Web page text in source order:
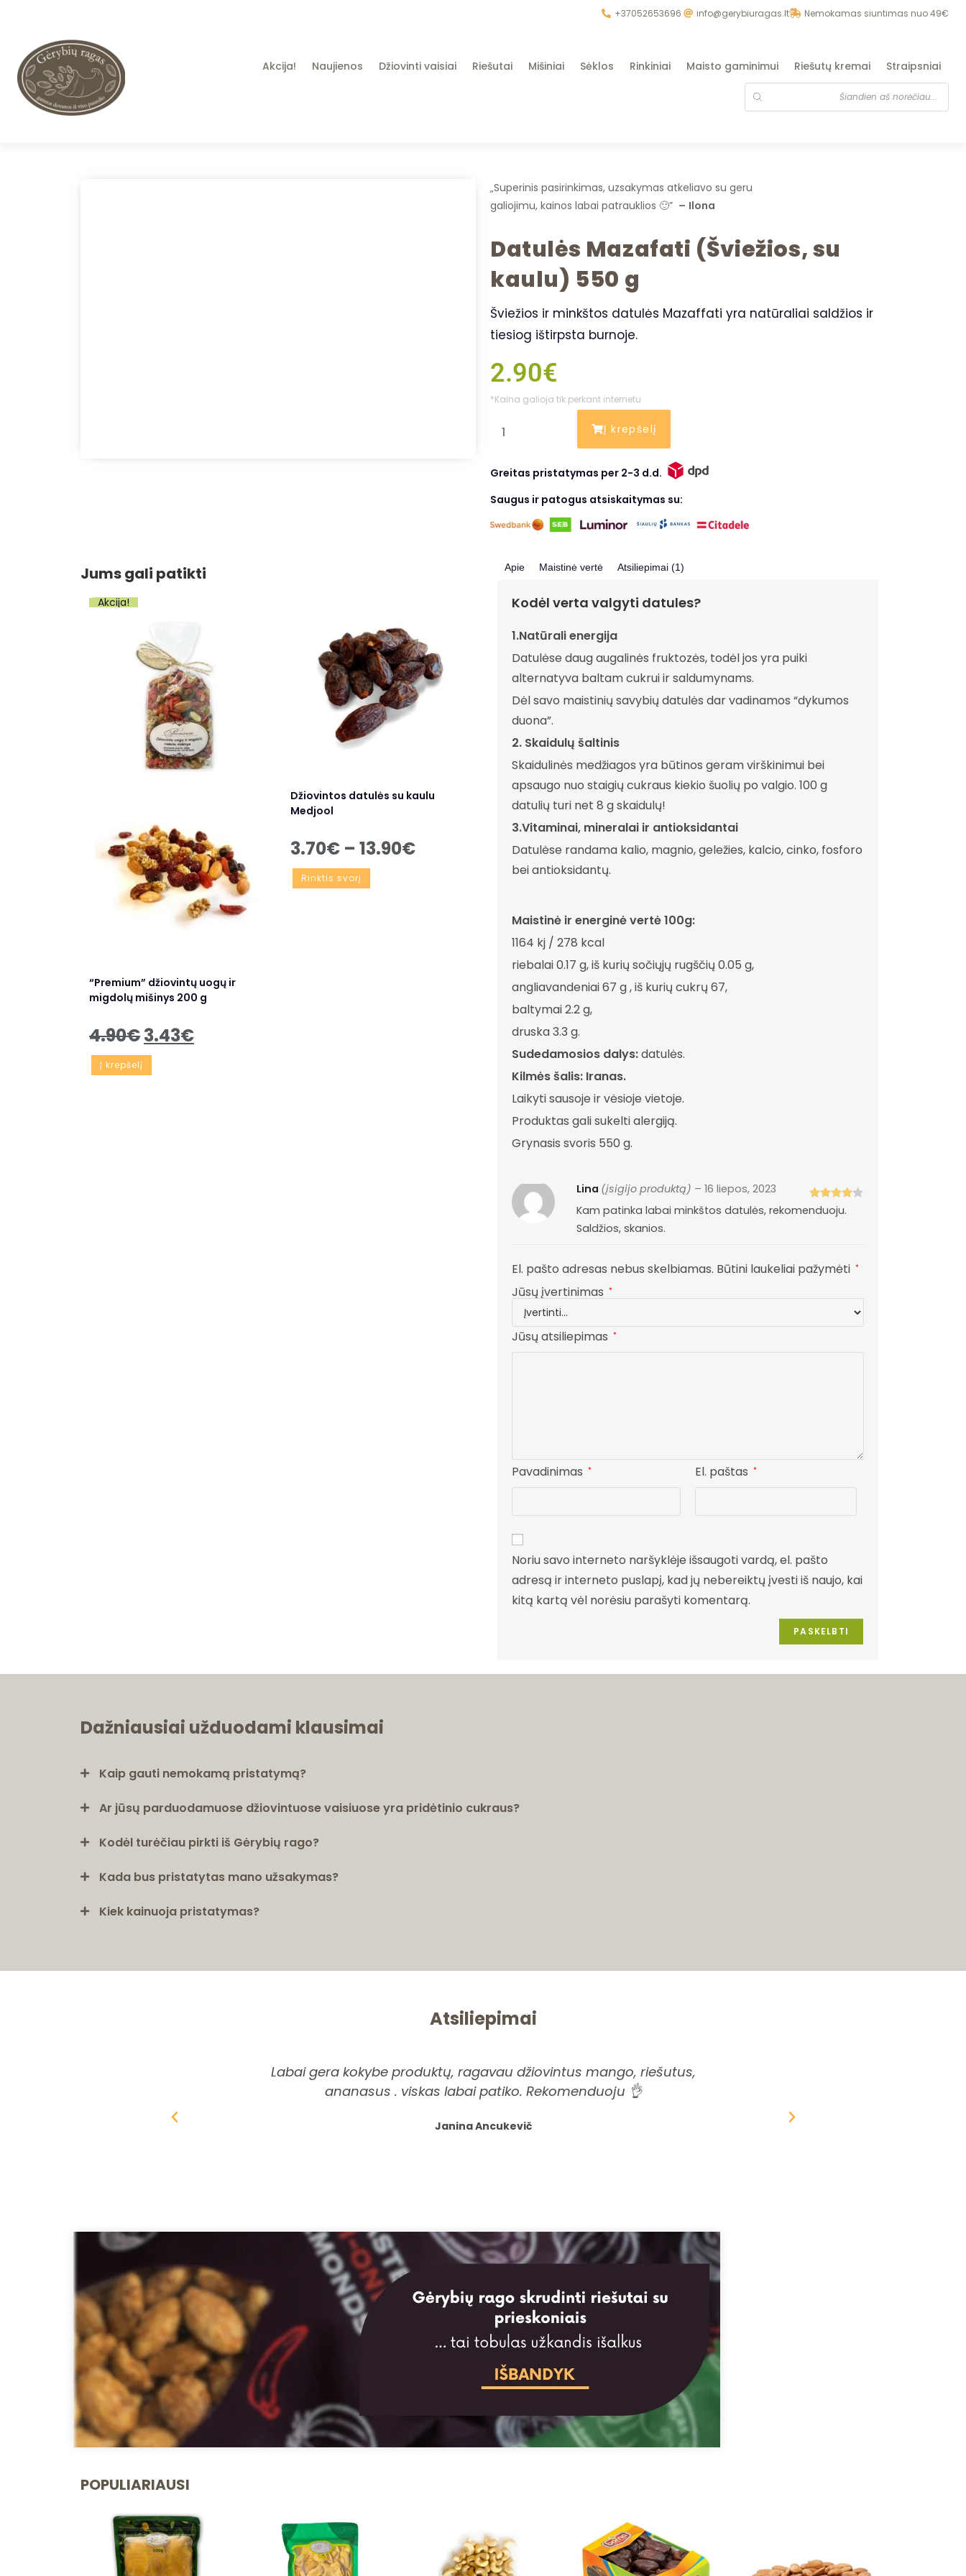
+37052653696 info@gerybiuragas.lt Nemokamas siuntimas nuo 49€
Akcija! Naujienos Džiovinti vaisiai Riešutai Mišiniai Sėklos Rinkiniai Maisto gaminimui Riešutų kremai Straipsniai
„Superinis pasirinkimas, uzsakymas atkeliavo su geru
galiojimu, kainos labai patrauklios 🙂” – Ilona
Datulės Mazafati (Šviežios, su
kaulu) 550 g
Šviežios ir minkštos datulės Mazaffati yra natūraliai saldžios ir
tiesiog ištirpsta burnoje.
2.90€
*Kaina galioja tik perkant internetu
Į krepšelį
Greitas pristatymas per 2-3 d.d.
Saugus ir patogus atsiskaitymas su:
Jums gali patikti
Akcija!
“Premium” džiovintų uogų ir
migdolų mišinys 200 g
4.90€3.43€
Į krepšelį
Džiovintos datulės su kaulu
Medjool
3.70€ – 13.90€
Rinktis svorį
Apie Maistinė vertė Atsiliepimai (1)
Kodėl verta valgyti datules?
1.Natūrali energija
Datulėse daug augalinės fruktozės, todėl jos yra puiki
alternatyva baltam cukrui ir saldumynams.
Dėl savo maistinių savybių datulės dar vadinamos “dykumos
duona”.
2. Skaidulų šaltinis
Skaidulinės medžiagos yra būtinos geram virškinimui bei
apsaugo nuo staigių cukraus kiekio šuolių po valgio. 100 g
datulių turi net 8 g skaidulų!
3.Vitaminai, mineralai ir antioksidantai
Datulėse randama kalio, magnio, geležies, kalcio, cinko, fosforo
bei antioksidantų.
Maistinė ir energinė vertė 100g:
1164 kj / 278 kcal
riebalai 0.17 g, iš kurių sočiųjų rugščių 0.05 g,
angliavandeniai 67 g , iš kurių cukrų 67,
baltymai 2.2 g,
druska 3.3 g.
Sudedamosios dalys:datulės.
Kilmės šalis: Iranas.
Laikyti sausoje ir vėsioje vietoje.
Produktas gali sukelti alergiją.
Grynasis svoris 550 g.
Įvertinima
Lina (įsigijo produktą) – 16 liepos, 2023
Kam patinka labai minkštos datulės, rekomenduoju.
Saldžios, skanios.
El. pašto adresas nebus skelbiamas. Būtini laukeliai pažymėti *
Jūsų įvertinimas *
Jūsų atsiliepimas *
Pavadinimas * El. paštas *
Noriu savo interneto naršyklėje išsaugoti vardą, el. pašto
adresą ir interneto puslapį, kad jų nebereiktų įvesti iš naujo, kai
kitą kartą vėl norėsiu parašyti komentarą.
Dažniausiai užduodami klausimai
Kaip gauti nemokamą pristatymą?
Ar jūsų parduodamuose džiovintuose vaisiuose yra pridėtinio cukraus?
Kodėl turėčiau pirkti iš Gėrybių rago?
Kada bus pristatytas mano užsakymas?
Kiek kainuoja pristatymas?
Atsiliepimai
Labai gera kokybe produktų, ragavau džiovintus mango, riešutus,
ananasus . viskas labai patiko. Rekomenduoju 👌
Janina Ancukevič
Didelis ačiū už nesusipratimo
POPULIARIAUSI